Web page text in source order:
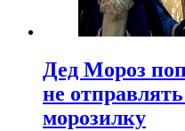
Дед Мороз
не
морозилку